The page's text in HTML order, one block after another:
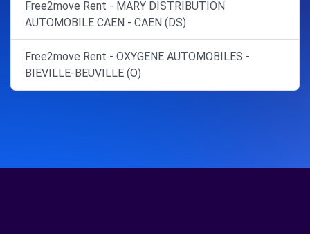
Free2move Rent - MARY DISTRIBUTION
AUTOMOBILE CAEN - CAEN (DS)
Free2move Rent - OXYGENE AUTOMOBILES -
BIEVILLE-BEUVILLE (O)